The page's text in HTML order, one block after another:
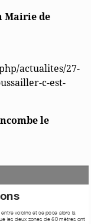
Mairie de
actualites/27-
c-est-
le